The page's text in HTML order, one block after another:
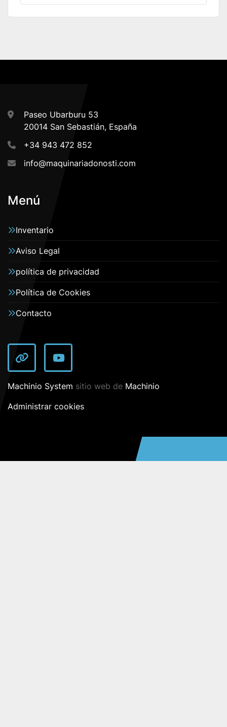
Paseo Ubarburu 53
20014 San Sebastián, España
+34 943 472 852
info@maquinariadonosti.com
Menú
Inventario
Aviso Legal
política de privacidad
Política de Cookies
Contacto
other youtube
Machinio System sitio web de Machinio
Administrar cookies